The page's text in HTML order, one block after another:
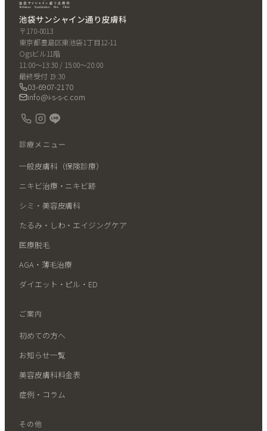
池袋サンシャイン通り皮膚科
〒170-0013
東京都豊島区東池袋1丁目12-11
Ogsビル11階
11:00〜13:30 / 15:00〜20:00
最終受付 19:30
03-6907-2170
info@i-s-s-c.com
診療メニュー
一般皮膚科（保険診療）
ニキビ治療・ニキビ跡
シミ・美容皮膚科
たるみ・しわ・エイジングケア
医療脱毛
AGA・薄毛治療
ダイエット・ピル・ED
ご案内
初めての方へ
お知らせ一覧
美容皮膚科料金表
症例・コラム
その他